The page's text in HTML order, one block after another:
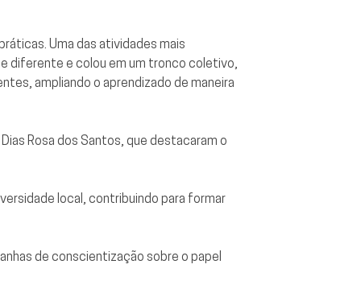
Uma das atividades mais
diferente e colou em um tronco coletivo,
ampliando o aprendizado de maneira
Rosa dos Santos, que destacaram o
local, contribuindo para formar
de conscientização sobre o papel